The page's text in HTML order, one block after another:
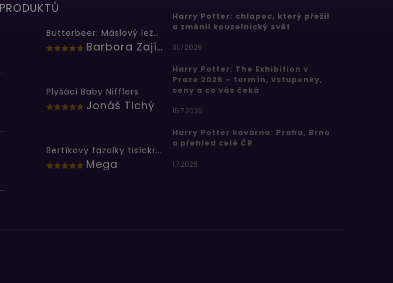
PRODUKTŮ
Butterbeer: Máslový ležák
Barbora Zajícová
...
Plyšáci Baby Nifflers
Jonáš Tichý
...
Bertíkovy fazolky tisíckrát jinak
Mega
...
Harry Potter: chlapec, který přežil
a změnil kouzelnický svět
31.7.2026
Harry Potter: The Exhibition v
Praze 2026 – termín, vstupenky,
ceny a co vás čeká
15.7.2026
Harry Potter kavárna: Praha, Brno
a přehled celé ČR
1.7.2026